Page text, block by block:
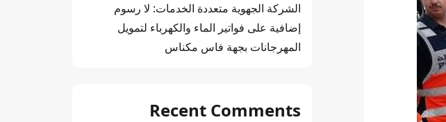
الشركة الجهوية متعددة الخدمات: لا رسوم
إضافية على فواتير الماء والكهرباء لتمويل
المهرجانات بجهة فاس مكناس
Recent Comments